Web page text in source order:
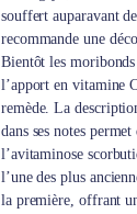
souffert auparavant
recommande une
Bientôt les moribonds
l’apport en vitamine
remède. La
dans ses notes
l’avitaminose
l’une des plus
la première, offrant